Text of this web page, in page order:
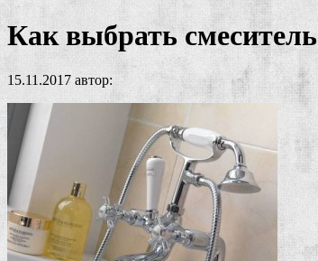
Как выбрать смеситель
15.11.2017 автор: